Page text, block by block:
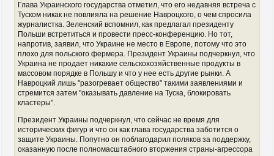
Глава Украинского государства отметил, что его недавняя встреча с
Туском никак не повлияла на решение Навроцкого, о чем спросила
журналистка. Зеленский вспомнил, как предлагал президенту
Польши встретиться и провести пресс-конференцию. Но тот,
напротив, заявил, что Украине не место в Европе, потому что это
плохо для польского фермера. Президент Украины подчеркнул, что
Украина не продает никакие сельскохозяйственные продукты в
массовом порядке в Польшу и что у нее есть другие рынки. А
Навроцкий лишь "разогревает общество" такими заявлениями и
стремится затем "оказывать давление на Туска, блокировать
кластеры".
Президент Украины подчеркнул, что сейчас не время для
исторических фигур и что он как глава государства заботится о
защите Украины. Попутно он поблагодарил поляков за поддержку,
оказанную после полномасштабного вторжения страны-агрессора